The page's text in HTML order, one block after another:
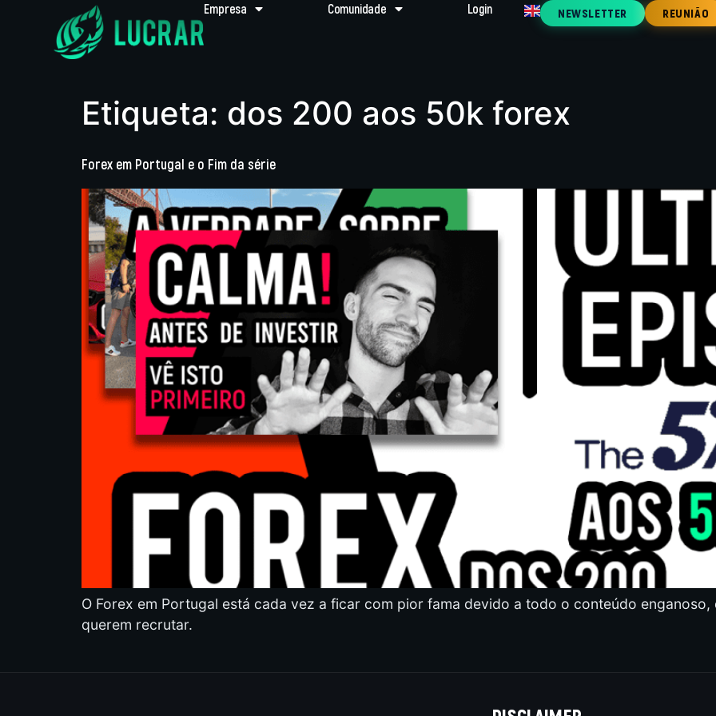
Empresa Comunidade Login NEWSLETTER REUNIÃO
Etiqueta: dos 200 aos 50k forex
Forex em Portugal e o Fim da série
O Forex em Portugal está cada vez a ficar com pior fama devido a todo o conteúdo enganoso,
querem recrutar.